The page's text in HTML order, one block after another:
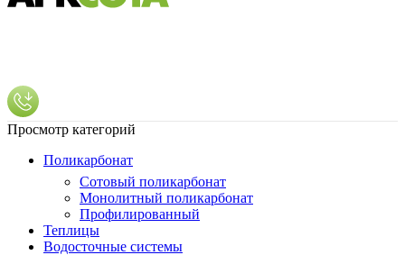
Просмотр категорий
Поликарбонат
Сотовый поликарбонат
Монолитный поликарбонат
Профилированный
Теплицы
Водосточные системы